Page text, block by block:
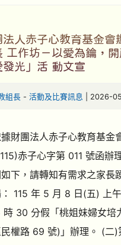
法人赤子心教育基金會
工作坊－以愛為鑰，
發光」活 動文宣
組長- 活動及比賽訊息 | 2026-
財團法人赤子心教育基金
赤子心字第 011 號函辦
下，請轉知有需求之家長
115 年 5 月 8 日(五) 上
時 30 分假「桃姐妹婦女培
權路 69 號)」辦理。 (二)